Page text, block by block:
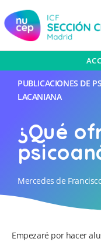
PUBLICACIONES DE
LACANIANA
¿Qué
Mercedes de
Empezaré por hacer